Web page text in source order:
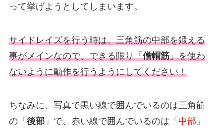
って挙げようとしてしまいます。
サイドレイズを行う時は、三角筋の中部を鍛える
事がメインなので、できる限り「僧帽筋」を使わ
ないように動作を行うようにしてください！
ちなみに、写真で黒い線で囲んでいるのは三角筋
の「 後部」で、赤い線で囲んでいるのは「 中部 」